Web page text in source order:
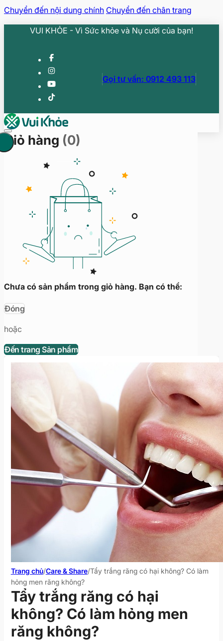
Chuyển đến nội dung chính Chuyển đến chân trang
VUI KHỎE - Vì Sức khỏe và Nụ cười của bạn!
Gọi tư vấn: 0912 493 113
Giỏ hàng (0)
Chưa có sản phẩm trong giỏ hàng. Bạn có thể:
Đóng
hoặc
Đến trang Sản phẩm
Trang chủ/Care & Share/Tẩy trắng răng có hại không? Có làm
hỏng men răng không?
Tẩy trắng răng có hại
không? Có làm hỏng men
răng không?